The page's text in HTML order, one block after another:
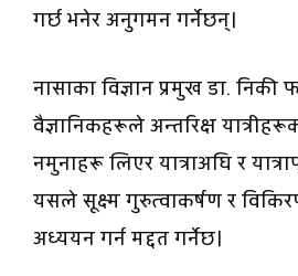
गर्छ भनेर अनुगमन गर्नेछन्।
नासाका विज्ञान प्रमुख डा.
वैज्ञानिकहरूले अन्तरिक्ष
नमुनाहरू लिएर यात्राअघि र
यसले सूक्ष्म गुरुत्वाकर्षण र
अध्ययन गर्न मद्दत गर्नेछ।